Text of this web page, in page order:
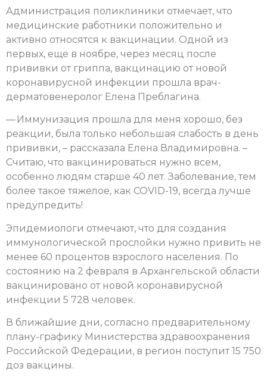
Администрация поликлиники отмечает, что
медицинские работники положительно и
активно относятся к вакцинации. Одной из
первых, еще в ноябре, через месяц после
прививки от гриппа, вакцинацию от новой
коронавирусной инфекции прошла врач-
дерматовенеролог Елена Преблагина.
— Иммунизация прошла для меня хорошо, без
реакции, была только небольшая слабость в день
прививки, – рассказала Елена Владимировна. –
Считаю, что вакцинироваться нужно всем,
особенно людям старше 40 лет. Заболевание, тем
более такое тяжелое, как COVID-19, всегда лучше
предупредить!
Эпидемиологи отмечают, что для создания
иммунологической прослойки нужно привить не
менее 60 процентов взрослого населения. По
состоянию на 2 февраля в Архангельской области
вакцинировано от новой коронавирусной
инфекции 5 728 человек.
В ближайшие дни, согласно предварительному
плану-графику Министерства здравоохранения
Российской Федерации, в регион поступит 15 750
доз вакцины.